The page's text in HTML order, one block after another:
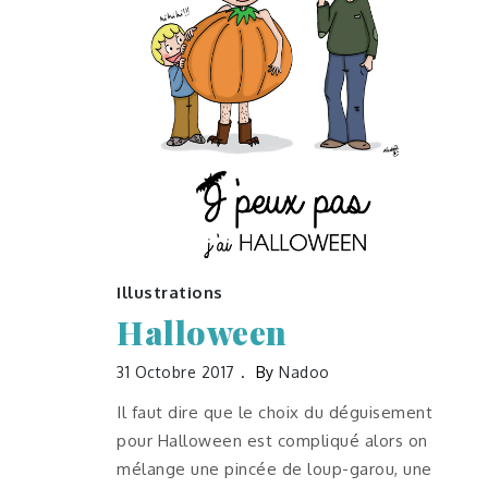
Illustrations
Halloween
31 Octobre 2017 By Nadoo
Il faut dire que le choix du déguisement
pour Halloween est compliqué alors on
mélange une pincée de loup-garou, une